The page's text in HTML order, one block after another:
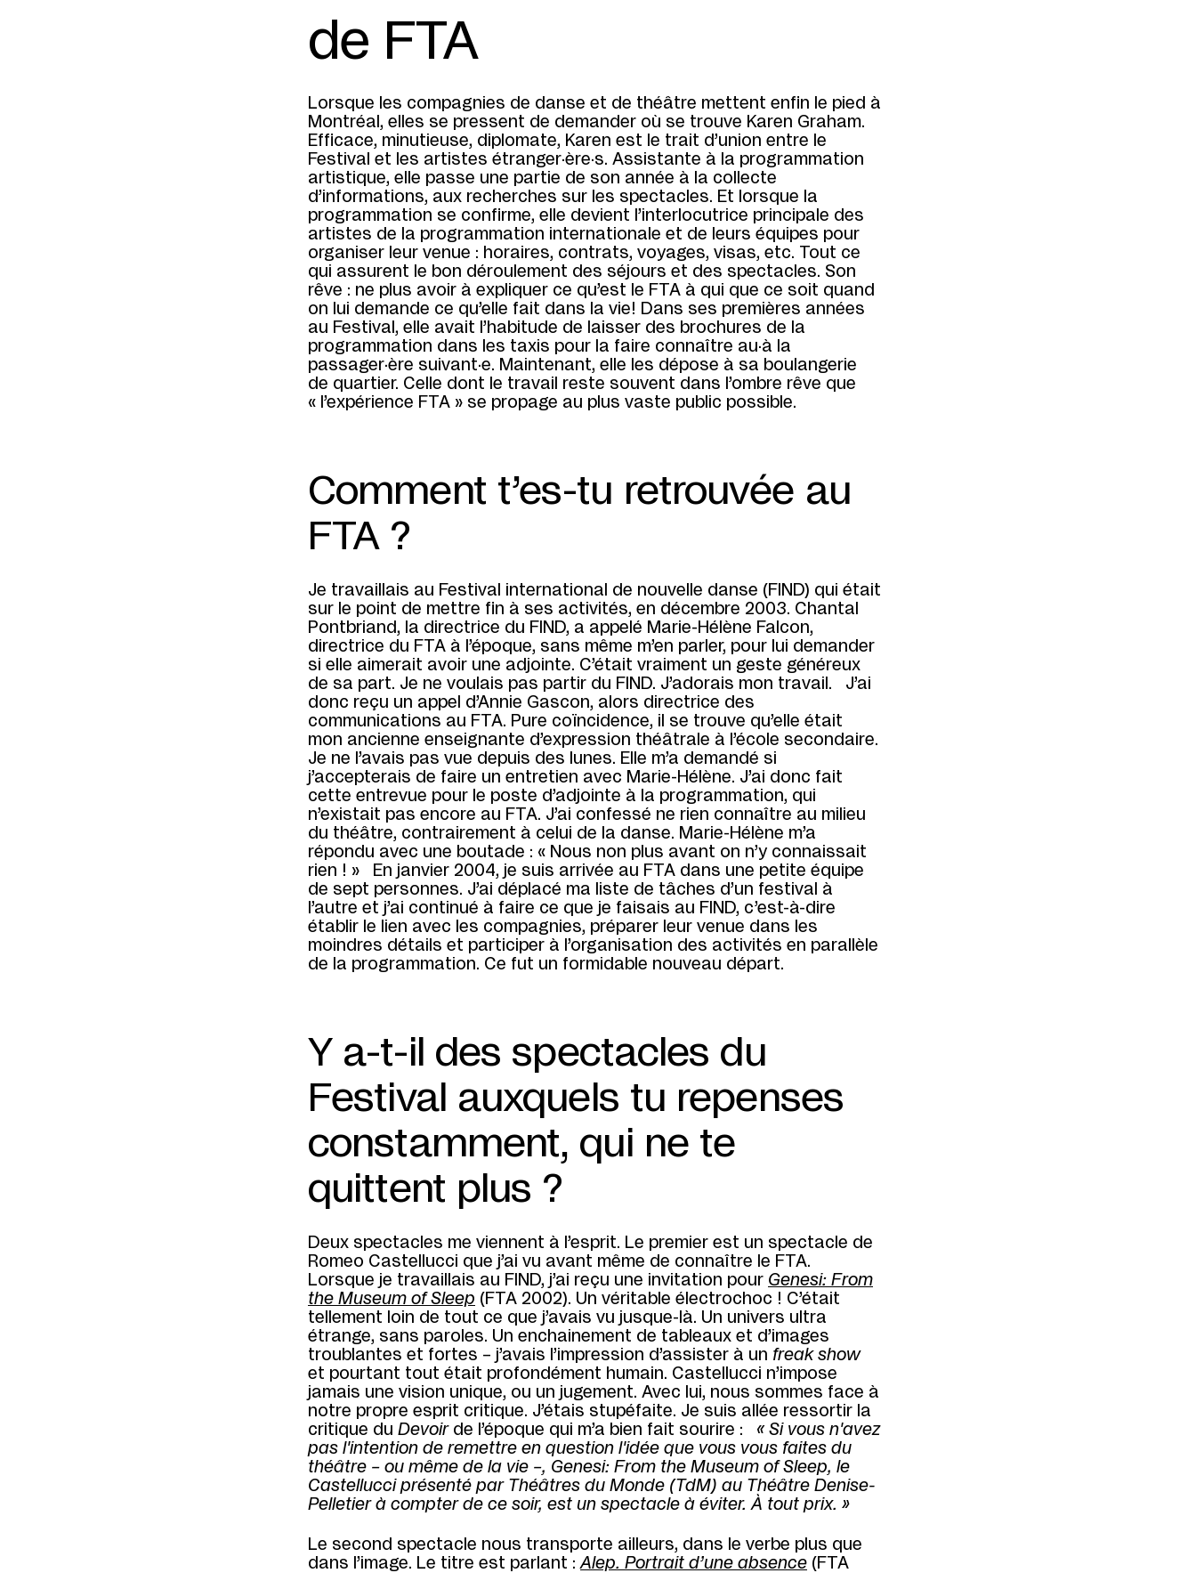
de FTA
Lorsque les compagnies de danse et de théâtre mettent enfin le pied à
Montréal, elles se pressent de demander où se trouve Karen Graham.
Efficace, minutieuse, diplomate, Karen est le trait d’union entre le
Festival et les artistes étranger·ère·s. Assistante à la programmation
artistique, elle passe une partie de son année à la collecte
d’informations, aux recherches sur les spectacles. Et lorsque la
programmation se confirme, elle devient l’interlocutrice principale des
artistes de la programmation internationale et de leurs équipes pour
organiser leur venue : horaires, contrats, voyages, visas, etc. Tout ce
qui assurent le bon déroulement des séjours et des spectacles. Son
rêve : ne plus avoir à expliquer ce qu’est le FTA à qui que ce soit quand
on lui demande ce qu’elle fait dans la vie! Dans ses premières années
au Festival, elle avait l’habitude de laisser des brochures de la
programmation dans les taxis pour la faire connaître au·à la
passager·ère suivant·e. Maintenant, elle les dépose à sa boulangerie
de quartier. Celle dont le travail reste souvent dans l’ombre rêve que
« l’expérience FTA » se propage au plus vaste public possible.
Comment t’es-tu retrouvée au
FTA ?
Je travaillais au Festival international de nouvelle danse (FIND) qui était
sur le point de mettre fin à ses activités, en décembre 2003. Chantal
Pontbriand, la directrice du FIND, a appelé Marie-Hélène Falcon,
directrice du FTA à l’époque, sans même m’en parler, pour lui demander
si elle aimerait avoir une adjointe. C’était vraiment un geste généreux
de sa part. Je ne voulais pas partir du FIND. J’adorais mon travail. J’ai
donc reçu un appel d’Annie Gascon, alors directrice des
communications au FTA. Pure coïncidence, il se trouve qu’elle était
mon ancienne enseignante d’expression théâtrale à l’école secondaire.
Je ne l’avais pas vue depuis des lunes. Elle m’a demandé si
j’accepterais de faire un entretien avec Marie-Hélène. J’ai donc fait
cette entrevue pour le poste d’adjointe à la programmation, qui
n’existait pas encore au FTA. J’ai confessé ne rien connaître au milieu
du théâtre, contrairement à celui de la danse. Marie-Hélène m’a
répondu avec une boutade : « Nous non plus avant on n’y connaissait
rien ! » En janvier 2004, je suis arrivée au FTA dans une petite équipe
de sept personnes. J’ai déplacé ma liste de tâches d’un festival à
l’autre et j’ai continué à faire ce que je faisais au FIND, c’est-à-dire
établir le lien avec les compagnies, préparer leur venue dans les
moindres détails et participer à l’organisation des activités en parallèle
de la programmation. Ce fut un formidable nouveau départ.
Y a-t-il des spectacles du
Festival auxquels tu repenses
constamment, qui ne te
quittent plus ?
Deux spectacles me viennent à l’esprit. Le premier est un spectacle de
Romeo Castellucci que j’ai vu avant même de connaître le FTA.
Lorsque je travaillais au FIND, j’ai reçu une invitation pour Genesi: From
the Museum of Sleep (FTA 2002). Un véritable électrochoc ! C’était
tellement loin de tout ce que j’avais vu jusque-là. Un univers ultra
étrange, sans paroles. Un enchainement de tableaux et d’images
troublantes et fortes – j’avais l’impression d’assister à un freak show
et pourtant tout était profondément humain. Castellucci n’impose
jamais une vision unique, ou un jugement. Avec lui, nous sommes face à
notre propre esprit critique. J’étais stupéfaite. Je suis allée ressortir la
critique du Devoirde l’époque qui m’a bien fait sourire : « Si vous n'avez
pas l'intention de remettre en question l'idée que vous vous faites du
théâtre – ou même de la vie –, Genesi: From the Museum of Sleep, le
Castellucci présenté par Théâtres du Monde (TdM) au Théâtre Denise-
Pelletier à compter de ce soir, est un spectacle à éviter. À tout prix. »
Le second spectacle nous transporte ailleurs, dans le verbe plus que
dans l’image. Le titre est parlant :Alep. Portrait d’une absence (FTA